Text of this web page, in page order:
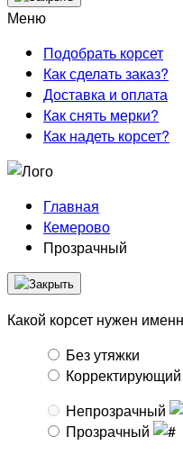
Меню
Подобрать корсет
Как сделать заказ?
Доставка и оплата
Как снять мерки?
Как надеть корсет?
Главная
Кемерово
Прозрачный
Какой корсет нужен
Без утяжки
Корректирующий
Непрозрачный
Прозрачный